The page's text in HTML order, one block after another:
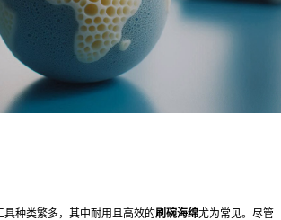
具种类繁多，其中耐用且高效的刷碗海绵尤为常见。尽管